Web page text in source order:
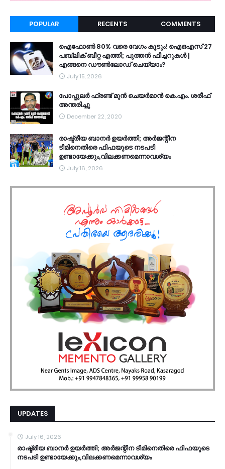
POPULAR RECENTS COMMENTS
ഐഫോൺ 80% വരെ വേഗം കൂടും! ഐഒഎസ് 27
പബ്ലിക് ബീറ്റ എത്തി; പുത്തൻ ഫീച്ചറുകൾ |
എങ്ങനെ ഡൗൺലോഡ് ചെയ്യാം?
July 15, 2026
പോപ്പുലർ ഫ്രണ്ട്​ മുൻ ചെയർമാൻ കെ.എം. ശരീഫ്​
അന്തരിച്ചു
December 22, 2020
രാഷ്ട്രീയ ബാനർ ഉയർത്തി; അർജന്റീന
ടീമിനെതിരെ ഫിഫയുടെ നടപടി
ഉണ്ടായേക്കും,വിലക്കണമെന്നാവശ്യം
July 16, 2026
UPDATES
July 16, 2026
രാഷ്ട്രീയ ബാനർ ഉയർത്തി; അർജന്റീന ടീമിനെതിരെ ഫിഫയുടെ
നടപടി ഉണ്ടായേക്കും,വിലക്കണമെന്നാവശ്യം